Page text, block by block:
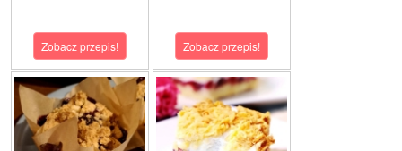
Zobacz przepis! Zobacz przepis!